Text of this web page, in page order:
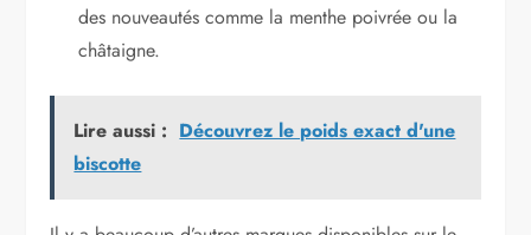
des nouveautés comme la menthe poivrée ou la
châtaigne.
Lire aussi : Découvrez le poids exact d'une
biscotte